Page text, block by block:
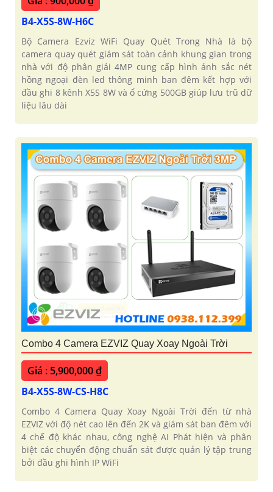
B4-X5S-8W-H6C
Bộ Camera Ezviz WiFi Quay Quét Trong Nhà là bộ
camera quay quét giám sát toàn cảnh khung gian trong
nhà với độ phân giải 4MP cung cấp hình ảnh sắc nét
hồng ngoại đèn led thông minh ban đêm kết hợp với
đầu ghi 8 kênh X5S 8W và ổ cứng 500GB giúp lưu trũ dữ
liệu lâu dài
Combo 4 Camera EZVIZ Quay Xoay Ngoài Trời
Giá : 5,900,000 ₫
B4-X5S-8W-CS-H8C
Combo 4 Camera Quay Xoay Ngoài Trời đến từ nhà
EZVIZ với độ nét cao lên đến 2K và giám sát ban đêm với
4 chế độ khác nhau, công nghệ AI Phát hiện và phân
biệt các chuyển động chuẩn sát được quản lý tập trung
bởi đầu ghi hình IP WiFi